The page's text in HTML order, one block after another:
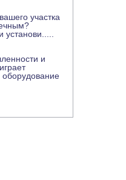
участка
установи
и